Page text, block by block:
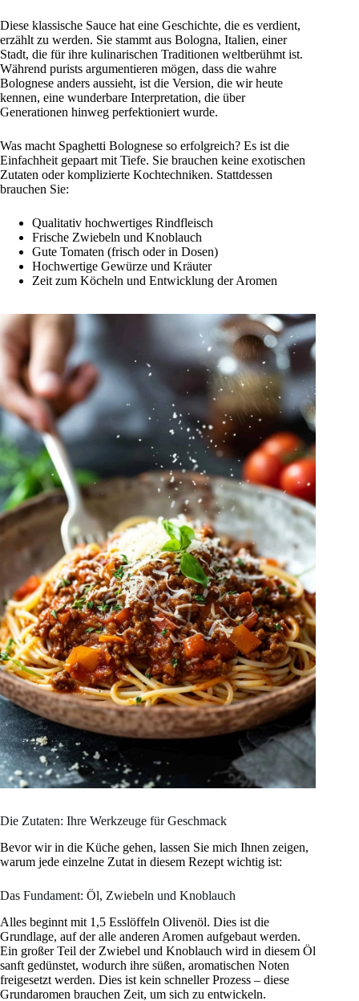
Diese klassische Sauce hat eine Geschichte, die es verdient,
erzählt zu werden. Sie stammt aus Bologna, Italien, einer
Stadt, die für ihre kulinarischen Traditionen weltberühmt ist.
Während purists argumentieren mögen, dass die wahre
Bolognese anders aussieht, ist die Version, die wir heute
kennen, eine wunderbare Interpretation, die über
Generationen hinweg perfektioniert wurde.
Was macht Spaghetti Bolognese so erfolgreich? Es ist die
Einfachheit gepaart mit Tiefe. Sie brauchen keine exotischen
Zutaten oder komplizierte Kochtechniken. Stattdessen
brauchen Sie:
Qualitativ hochwertiges Rindfleisch
Frische Zwiebeln und Knoblauch
Gute Tomaten (frisch oder in Dosen)
Hochwertige Gewürze und Kräuter
Zeit zum Köcheln und Entwicklung der Aromen
Die Zutaten: Ihre Werkzeuge für Geschmack
Bevor wir in die Küche gehen, lassen Sie mich Ihnen zeigen,
warum jede einzelne Zutat in diesem Rezept wichtig ist:
Das Fundament: Öl, Zwiebeln und Knoblauch
Alles beginnt mit 1,5 Esslöffeln Olivenöl. Dies ist die
Grundlage, auf der alle anderen Aromen aufgebaut werden.
Ein großer Teil der Zwiebel und Knoblauch wird in diesem Öl
sanft gedünstet, wodurch ihre süßen, aromatischen Noten
freigesetzt werden. Dies ist kein schneller Prozess – diese
Grundaromen brauchen Zeit, um sich zu entwickeln.